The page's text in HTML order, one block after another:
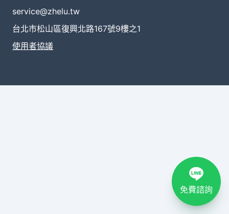
service@zhelu.tw
台北市松山區復興北路167號9樓之1
使用者協議
免費諮詢